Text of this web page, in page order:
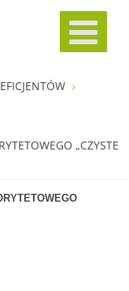
„CZYSTE